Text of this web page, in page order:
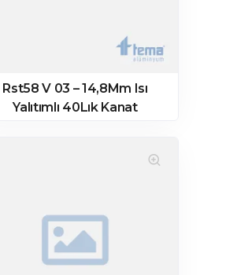
Rst58 V 03 – 14,8Mm Isı
Yalıtımlı 40Lık Kanat